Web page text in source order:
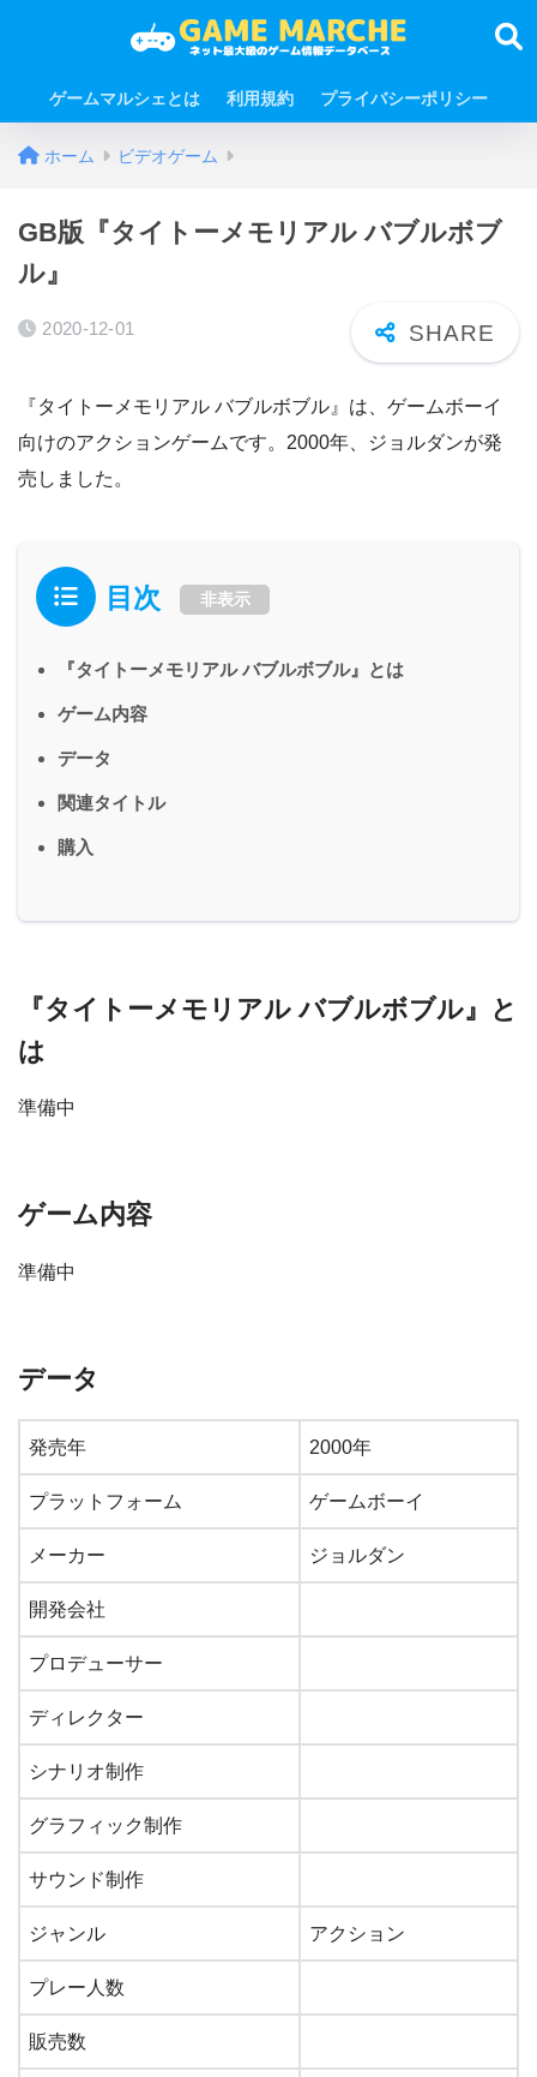
ゲームマルシェとは 利用規約 プライバシーポリシー
ホーム ビデオゲーム
GB版『タイトーメモリアル バブルボブ
ル』
2020-12-01
『タイトーメモリアル バブルボブル』は、ゲームボーイ
向けのアクションゲームです。2000年、ジョルダンが発
売しました。
目次 非表示
『タイトーメモリアル バブルボブル』とは
ゲーム内容
データ
関連タイトル
購入
『タイトーメモリアル バブルボブル』と
は
準備中
ゲーム内容
準備中
データ
発売年 2000年
プラットフォーム ゲームボーイ
メーカー ジョルダン
開発会社
プロデューサー
ディレクター
シナリオ制作
グラフィック制作
サウンド制作
ジャンル アクション
プレー人数
販売数